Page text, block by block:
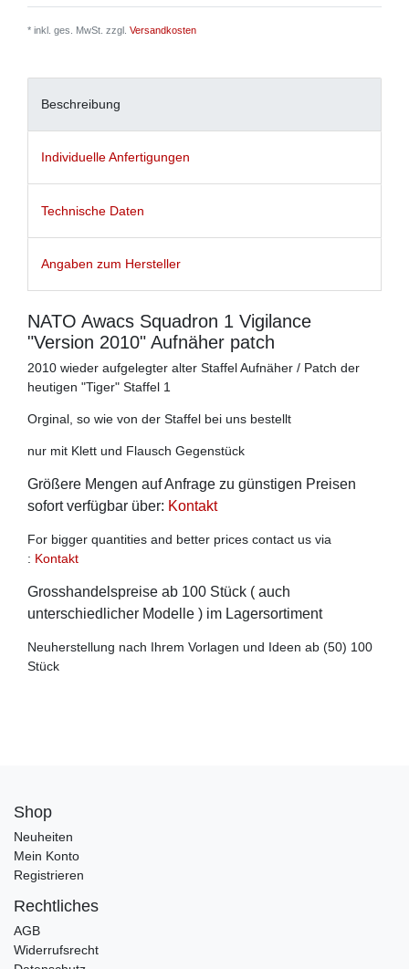
* inkl. ges. MwSt. zzgl. Versandkosten
Beschreibung
Individuelle Anfertigungen
Technische Daten
Angaben zum Hersteller
NATO Awacs Squadron 1 Vigilance
"Version 2010" Aufnäher patch
2010 wieder aufgelegter alter Staffel Aufnäher / Patch der
heutigen "Tiger" Staffel 1
Orginal, so wie von der Staffel bei uns bestellt
nur mit Klett und Flausch Gegenstück
Größere Mengen auf Anfrage zu günstigen Preisen
sofort verfügbar über: Kontakt
For bigger quantities and better prices contact us via
: Kontakt
Grosshandelspreise ab 100 Stück ( auch
unterschiedlicher Modelle ) im Lagersortiment
Neuherstellung nach Ihrem Vorlagen und Ideen ab (50) 100
Stück
Shop
Neuheiten
Mein Konto
Registrieren
Rechtliches
AGB
Widerrufsrecht